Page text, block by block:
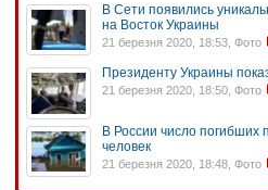
В Сети появились
на Восток Украины
21 березня 2020, 18:53, Фото
Президенту Украины
21 березня 2020, 18:50, Фото
В России число погибших
человек
21 березня 2020, 18:48, Фото